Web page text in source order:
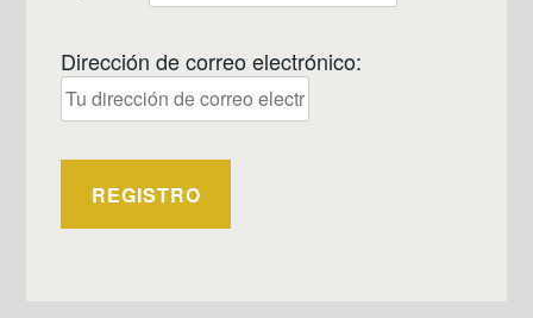
Dirección de correo electrónico: